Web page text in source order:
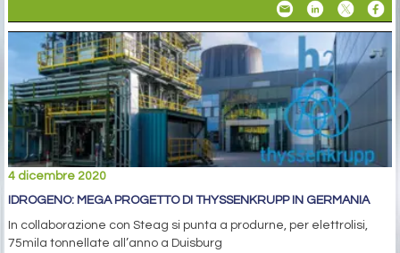
4 dicembre 2020
IDROGENO: MEGA PROGETTO DI THYSSENKRUPP IN GERMANIA
In collaborazione con Steag si punta a produrne, per elettrolisi,
75mila tonnellate all’anno a Duisburg